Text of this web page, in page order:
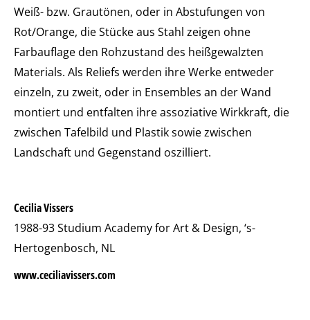
Weiß- bzw. Grautönen, oder in Abstufungen von
Rot/Orange, die Stücke aus Stahl zeigen ohne
Farbauflage den Rohzustand des heißgewalzten
Materials. Als Reliefs werden ihre Werke entweder
einzeln, zu zweit, oder in Ensembles an der Wand
montiert und entfalten ihre assoziative Wirkkraft, die
zwischen Tafelbild und Plastik sowie zwischen
Landschaft und Gegenstand oszilliert.
Cecilia Vissers
1988-93 Studium Academy for Art & Design, ‘s-
Hertogenbosch, NL
www.ceciliavissers.com